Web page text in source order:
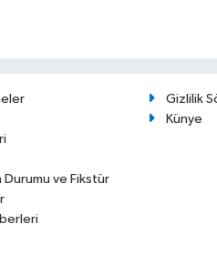
Durumu ve Fikstür
Gizlilik
Künye